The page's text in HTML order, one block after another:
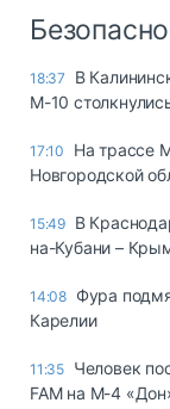
18:37
В
М-10
17:10
На трассе
Новгородской
15:49 В
на-Кубани –
14:08 Фура
Карелии
11:35 Человек
FAM на М-4